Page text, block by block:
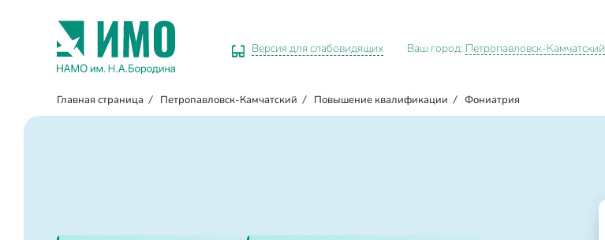
Версия для слабовидящих Ваш город: Петропавловск-Камчатский
Главная страница / Петропавловск-Камчатский / Повышение квалификации / Фониатрия